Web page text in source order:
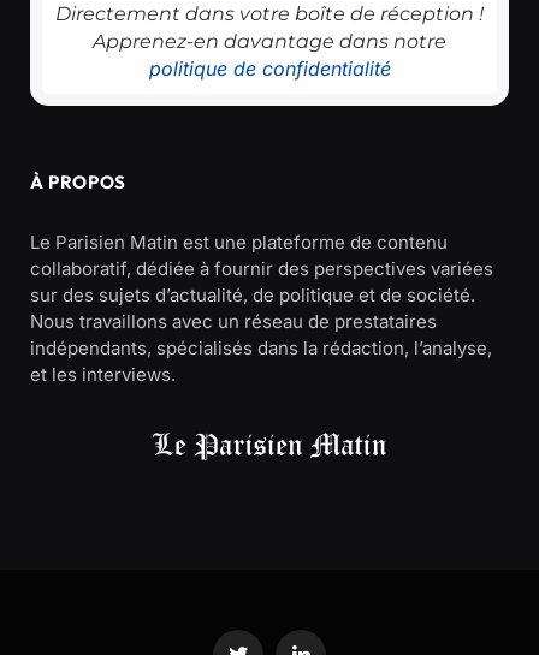
Directement dans votre boîte de réception !
Apprenez-en davantage dans notre
politique de confidentialité
À PROPOS
Le Parisien Matin est une plateforme de contenu
collaboratif, dédiée à fournir des perspectives variées
sur des sujets d’actualité, de politique et de société.
Nous travaillons avec un réseau de prestataires
indépendants, spécialisés dans la rédaction, l’analyse,
et les interviews.